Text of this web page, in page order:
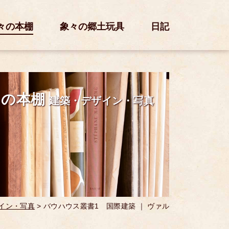
の本棚 象々の郷土玩具 日記
本棚 建築・デザイン・写真
ン・写真 > バウハウス叢書1 国際建築 ｜ ヴァル